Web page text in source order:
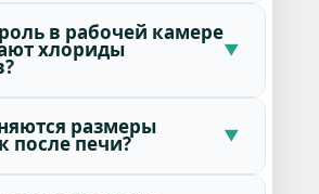
в рабочей камере
хлориды
размеры
после печи?